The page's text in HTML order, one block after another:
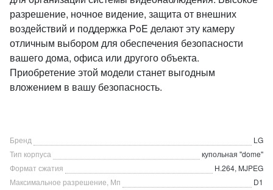
разрешение, ночное видение, защита от внешних
воздействий и поддержка PoE делают эту камеру
отличным выбором для обеспечения безопасности
вашего дома, офиса или другого объекта.
Приобретение этой модели станет выгодным
вложением в вашу безопасность.
Бренд
LG
Тип корпуса
купольная ''dome''
Формат сжатия
H.264, MJPEG
Максимальное разрешение, Мп
D1